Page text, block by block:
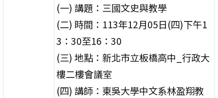
(一) 講題：三國文史與教學
(二) 時間：113年12月05日(四)下午1
3：30至16：30
(三) 地點：新北市立板橋高中_行政大
樓二樓會議室
(四) 講師：東吳大學中文系林盈翔教